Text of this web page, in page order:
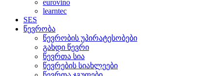
eurovino
learntec
SES
წევრობა
წევრობის უპირატესობები
გახდი წევრი
წევრთა სია
წევრების სიახლეები